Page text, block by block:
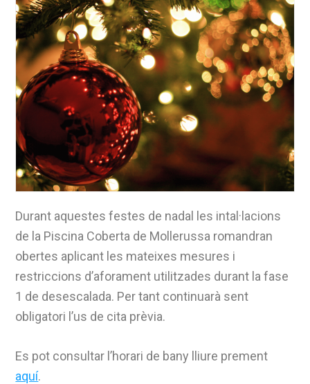
Durant aquestes festes de nadal les intal·lacions
de la Piscina Coberta de Mollerussa romandran
obertes aplicant les mateixes mesures i
restriccions d’aforament utilitzades durant la fase
1 de desescalada. Per tant continuarà sent
obligatori l’us de cita prèvia.
Es pot consultar l’horari de bany lliure prement
aquí.